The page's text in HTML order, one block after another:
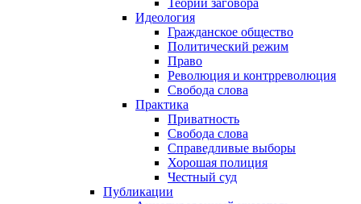
Теории заговора
Идеология
Гражданское общество
Политический режим
Право
Революция и контрреволюция
Свобода слова
Практика
Приватность
Свобода слова
Справедливые выборы
Хорошая полиция
Честный суд
Публикации